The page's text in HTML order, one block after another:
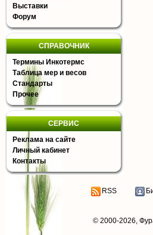
Выставки
Форум
СПРАВОЧНИК
Термины Инкотермс
Таблица мер и весов
Стандарты
Прочее
СЕРВИС
Реклама на сайте
Личный кабинет
Контакты
RSS
© 2000-2026,